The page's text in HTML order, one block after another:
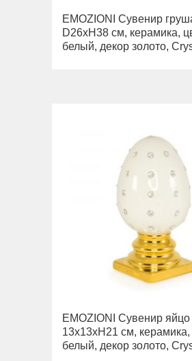
EMOZIONI Сувенир
D26хН38 см, керамика,
белый, декор золото,
EMOZIONI Сувенир яйцо
13х13хН21 см, керамика,
белый, декор золото,